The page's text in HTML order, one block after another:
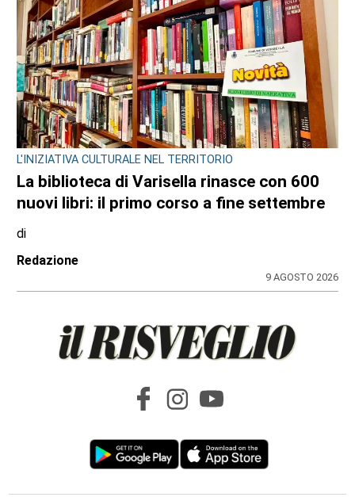
L'INIZIATIVA CULTURALE NEL TERRITORIO
La biblioteca di Varisella rinasce con 600
nuovi libri: il primo corso a fine settembre
di
Redazione
9 AGOSTO 2026